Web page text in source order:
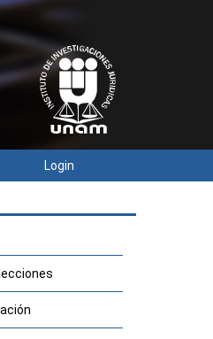
Login